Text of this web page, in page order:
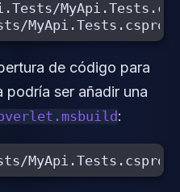
de código para
podría ser añadir una
: